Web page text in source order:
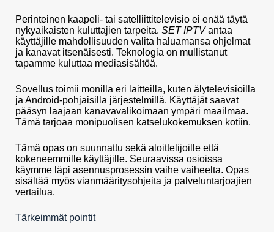
Perinteinen kaapeli- tai satelliittitelevisio ei enää täytä
nykyaikaisten kuluttajien tarpeita. SET IPTVantaa
käyttäjille mahdollisuuden valita haluamansa ohjelmat
ja kanavat itsenäisesti. Teknologia on mullistanut
tapamme kuluttaa mediasisältöä.
Sovellus toimii monilla eri laitteilla, kuten älytelevisioilla
ja Android-pohjaisilla järjestelmillä. Käyttäjät saavat
pääsyn laajaan kanavavalikoimaan ympäri maailmaa.
Tämä tarjoaa monipuolisen katselukokemuksen kotiin.
Tämä opas on suunnattu sekä aloittelijoille että
kokeneemmille käyttäjille. Seuraavissa osioissa
käymme läpi asennusprosessin vaihe vaiheelta. Opas
sisältää myös vianmääritysohjeita ja palveluntarjoajien
vertailua.
Tärkeimmät pointit